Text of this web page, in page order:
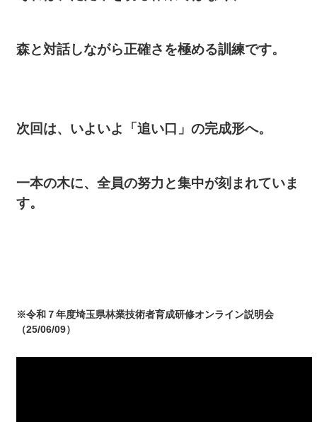
森と対話しながら正確さを極める訓練です。
次回は、いよいよ「追い口」の完成形へ。
一本の木に、全員の努力と集中が刻まれていま
す。
※令和７年度埼玉県林業技術者育成研修オンライン説明会
（25/06/09）